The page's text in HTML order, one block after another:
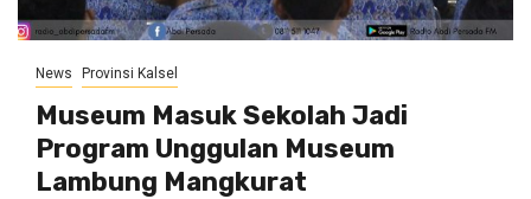
News Provinsi Kalsel
Museum Masuk Sekolah Jadi
Program Unggulan Museum
Lambung Mangkurat